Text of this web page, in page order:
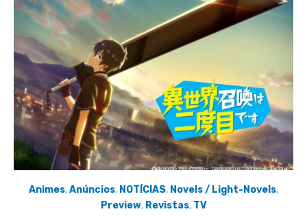
Animes,Anúncios, NOTÍCIAS, Novels / Light-Novels,
Preview, Revistas, TV